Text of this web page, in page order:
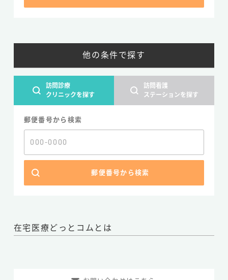
他の条件で探す
訪問診療
クリニックを探す
訪問看護
ステーションを探す
郵便番号から検索
郵便番号から検索
在宅医療どっとコムとは